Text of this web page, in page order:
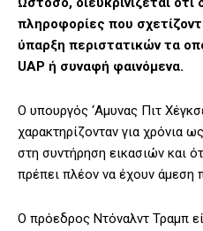
πληροφορίες που
ύπαρξη περιστατικών τα
UAP ή συναφή φαινόμενα.
Ο υπουργός ‘Αμυνας Πιτ
χαρακτηρίζονταν για χρόνια
στη συντήρηση εικασιών και
πρέπει πλέον να έχουν άμεση
Ο πρόεδρος Ντόναλντ Τραμπ